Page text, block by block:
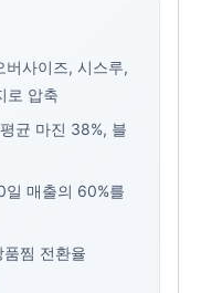
사이즈, 시스루,
로 압축
균 마진 38%, 블
일 매출의 60%를
찜 전환율